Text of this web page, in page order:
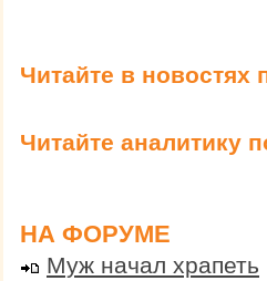
Читайте в новостях
Читайте аналитику
НА ФОРУМЕ
Муж начал храпеть